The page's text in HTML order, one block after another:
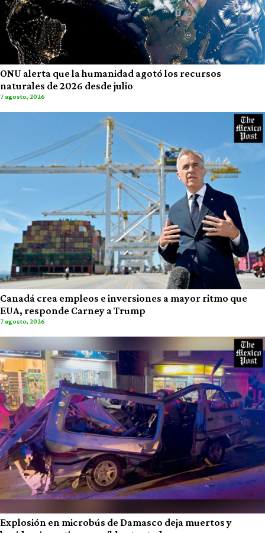
ONU alerta que la humanidad agotó los recursos
naturales de 2026 desde julio
7 agosto, 2026
Canadá crea empleos e inversiones a mayor ritmo que
EUA, responde Carney a Trump
7 agosto, 2026
Explosión en microbús de Damasco deja muertos y